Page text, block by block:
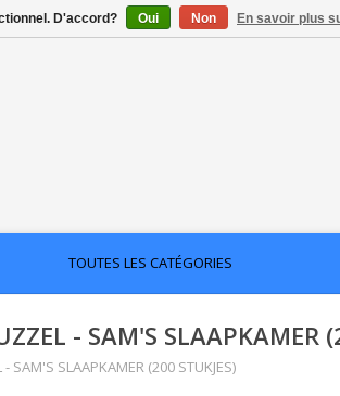
TOUTES LES CATÉGORIES
- SAM'S SLAAPKAMER
SLAAPKAMER (200 STUKJES)
D'accord? Oui Non En savoir plus